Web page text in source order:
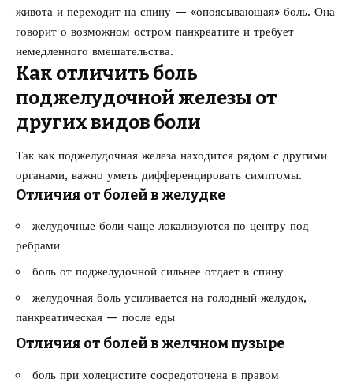
живота и переходит на спину — «опоясывающая» боль. Она
говорит о возможном остром панкреатите и требует
немедленного вмешательства.
Как отличить боль
поджелудочной железы от
других видов боли
Так как поджелудочная железа находится рядом с другими
органами, важно уметь дифференцировать симптомы.
Отличия от болей в желудке
желудочные боли чаще локализуются по центру под
ребрами
боль от поджелудочной сильнее отдает в спину
желудочная боль усиливается на голодный желудок,
панкреатическая — после еды
Отличия от болей в желчном пузыре
боль при холецистите сосредоточена в правом